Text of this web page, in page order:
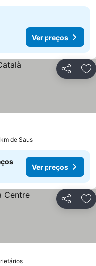
Ver preços
Partilhar
de Saus
Ver preços
Partilhar